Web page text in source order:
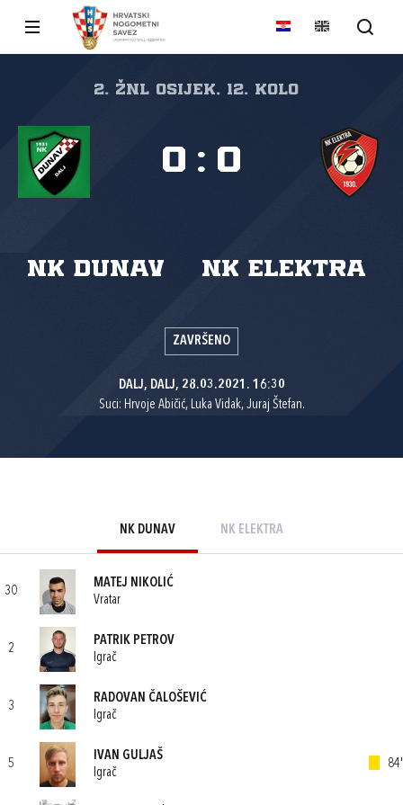
2. ŽNL Osijek, 12. kolo
NK Dunav NK Elektra
0 : 0
ZAVRŠENO
DALJ, DALJ, 28.03.2021. 16:30
Suci: Hrvoje Abičić, Luka Vidak, Juraj Štefan.
NK DUNAV NK ELEKTRA
30
MATEJ NIKOLIĆ
Vratar
2
PATRIK PETROV
Igrač
3
RADOVAN ČALOŠEVIĆ
Igrač
5
IVAN GULJAŠ
Igrač
84'